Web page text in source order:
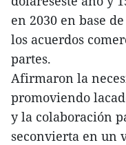
en 2030 en base
los acuerdos
partes.
Afirmaron la
promoviendo
y la colaboración
seconvierta en un